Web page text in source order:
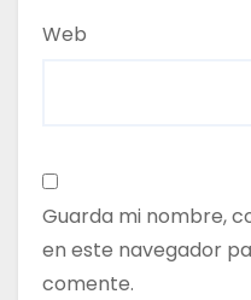
Web
Guarda mi nombre,
en este navegador
comente.